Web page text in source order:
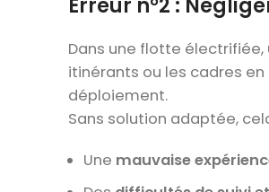
Erreur n°2 :
Dans une flotte électrifiée,
itinérants ou les cadres
déploiement.
Sans solution adaptée,
Une mauvaise